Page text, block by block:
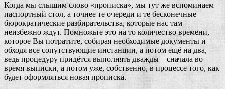
Когда мы слышим слово «прописка», мы тут же вспоминаем
паспортный стол, а точнее те очереди и те бесконечные
бюрократические разбирательства, которые нас там
неизбежно ждут. Помножьте это на то количество времени,
которое Вы потратите, собирая необходимые документы и
обходя все сопутствующие инстанции, а потом ещё на два,
ведь процедуру придётся выполнять дважды – сначала во
время выписки, а потом уже, собственно, в процессе того, как
будет оформляться новая прописка.